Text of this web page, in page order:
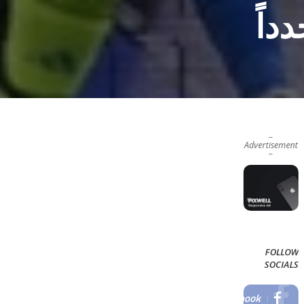
–
Advertisement
–
FOLLOW
SOCIALS
Facebook